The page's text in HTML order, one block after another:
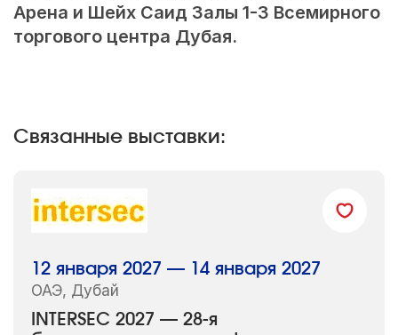
Арена и Шейх Саид Залы 1-3 Всемирного
торгового центра Дубая.
Связанные выставки:
INTERSEC 2027 — 28-я
12 января 2027 — 14 января 2027
ОАЭ, Дубай